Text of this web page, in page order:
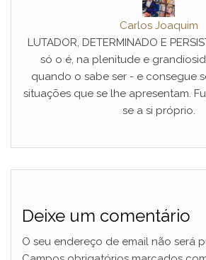
Carlos Joaquim
LUTADOR, DETERMINADO E
só o é, na plenitude e
quando o sabe ser - e consegue
situações que se lhe apresentam.
se a si próprio.
Deixe um comentário
O seu endereço de email não será